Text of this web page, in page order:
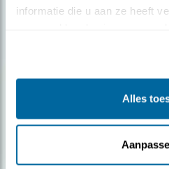
informatie die u aan ze heeft
Alles
Ontvang 5 x Vogels
Vogels is het tijdschrift voor